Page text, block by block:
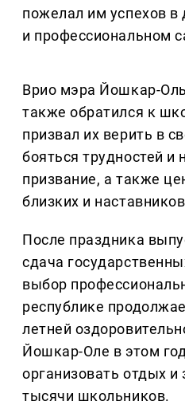
пожелал им успехов в
и профессиональном
Врио мэра Йошкар-
также обратился к
призвал их верить в
бояться трудностей и
призвание, а также
близких и
После праздника
сдача
выбор
республике
летней
Йошкар-Оле в этом
организовать отдых и
тысячи школьников.